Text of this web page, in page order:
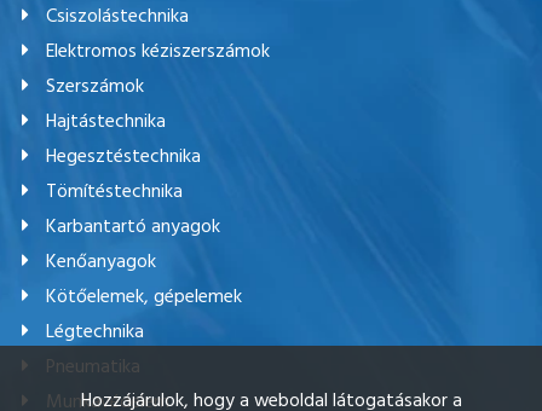
Csiszolástechnika
Elektromos kéziszerszámok
Szerszámok
Hajtástechnika
Hegesztéstechnika
Tömítéstechnika
Karbantartó anyagok
Kenőanyagok
Kötőelemek, gépelemek
Légtechnika
Pneumatika
Munkavédelem
Hozzájárulok, hogy a weboldal látogatásakor a